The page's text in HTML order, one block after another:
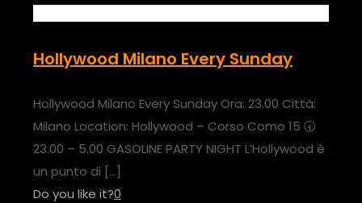
Hollywood Milano Every Sunday
Hollywood Milano Every Sunday Ora: 23.00 Città:
Milano Location: Hollywood – Corso Como 15 🕣
23.00 – 5.00 GASOLINE PARTY NIGHT L’Hollywood è
un punto di […]
Do you like it?0